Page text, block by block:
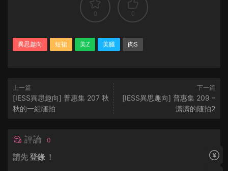
0 0
異思趣向 短裙 美Z 美腿 肉S
上一篇
[IESS異思趣向] 普惠集 207 秋
秋的一組随拍
下一篇
[IESS異思趣向] 普惠集 209 –
潇潇的随拍2
評論 0
請先登錄 ！